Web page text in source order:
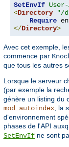
SetEnvIf
<Directory "/
Require
</Directory>
Avec cet exemple,
commence par
que tous les autres
Lorsque le serveur
(par exemple la
génère un listing du
mod_autoindex , la
d'environnement
phases de l'API
SetEnvIf ne sont